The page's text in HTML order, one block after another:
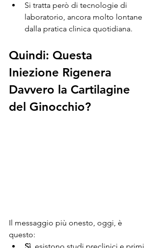
Si tratta però di tecnologie di
laboratorio, ancora molto lontane
dalla pratica clinica quotidiana.
Quindi: Questa
Iniezione Rigenera
Davvero la Cartilagine
del Ginocchio?
Il messaggio più onesto, oggi, è
questo: